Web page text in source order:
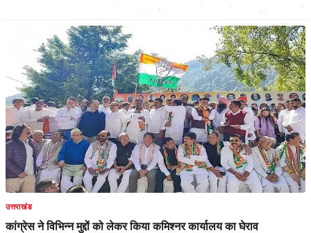
उत्तराखंड
कांग्रेस ने विभिन्न मुद्दों को लेकर किया कमिश्नर कार्यालय का घेराव